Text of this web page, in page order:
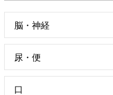
脳・神経
尿・便
口